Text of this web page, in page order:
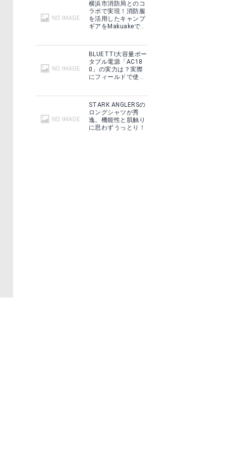
横浜市消防局とのコ
ラボで実現！消防服
を活用したキャンプ
ギアをMakuakeで予
BLUETTI大容量ポー
タブル電源「AC18
0」の実力は？実際
にフィールドで使用
STARK ANGLERSの
ロングシャツが秀
逸。機能性と肌触り
に思わずうっとり！